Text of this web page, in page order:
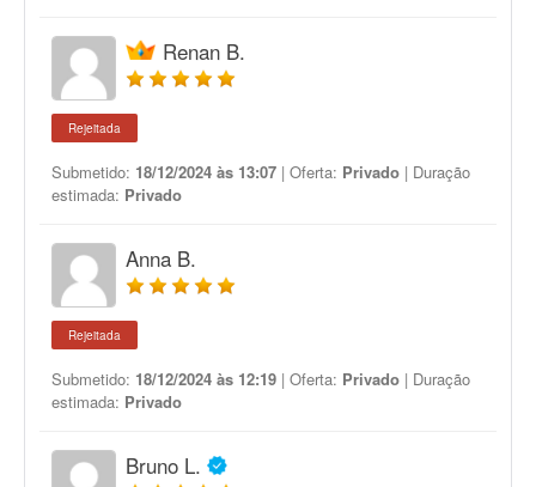
Renan B.
Rejeitada
Submetido: 18/12/2024 às 13:07 | Oferta: Privado | Duração
estimada: Privado
Anna B.
Rejeitada
Submetido: 18/12/2024 às 12:19 | Oferta: Privado | Duração
estimada: Privado
Bruno L.